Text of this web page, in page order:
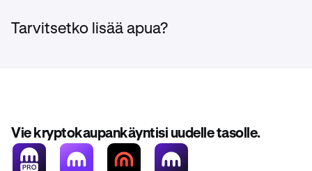
Muistutus: Nostoja Kraken-osoitteesta toiseen
Jos haluat lisätietoja siitä, miten suojaamme
Tarvitsetko lisää apua?
Vie kryptokaupankäyntisi uudelle tasolle.